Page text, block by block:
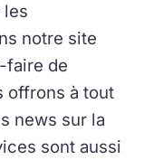
les
notre site
faire de
offrons à tout
news sur la
sont aussi